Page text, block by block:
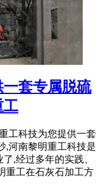
套专属脱硫
工
工科技为您提供一套
,河南黎明重工科技是
,经过多年的实践、
重工在石灰石加工方